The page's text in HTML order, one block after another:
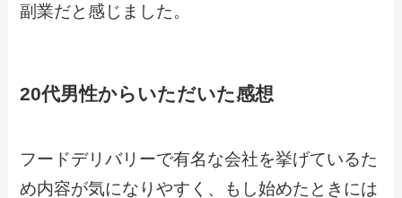
副業だと感じました。
20代男性からいただいた感想
フードデリバリーで有名な会社を挙げているた
め内容が気になりやすく、もし始めたときには